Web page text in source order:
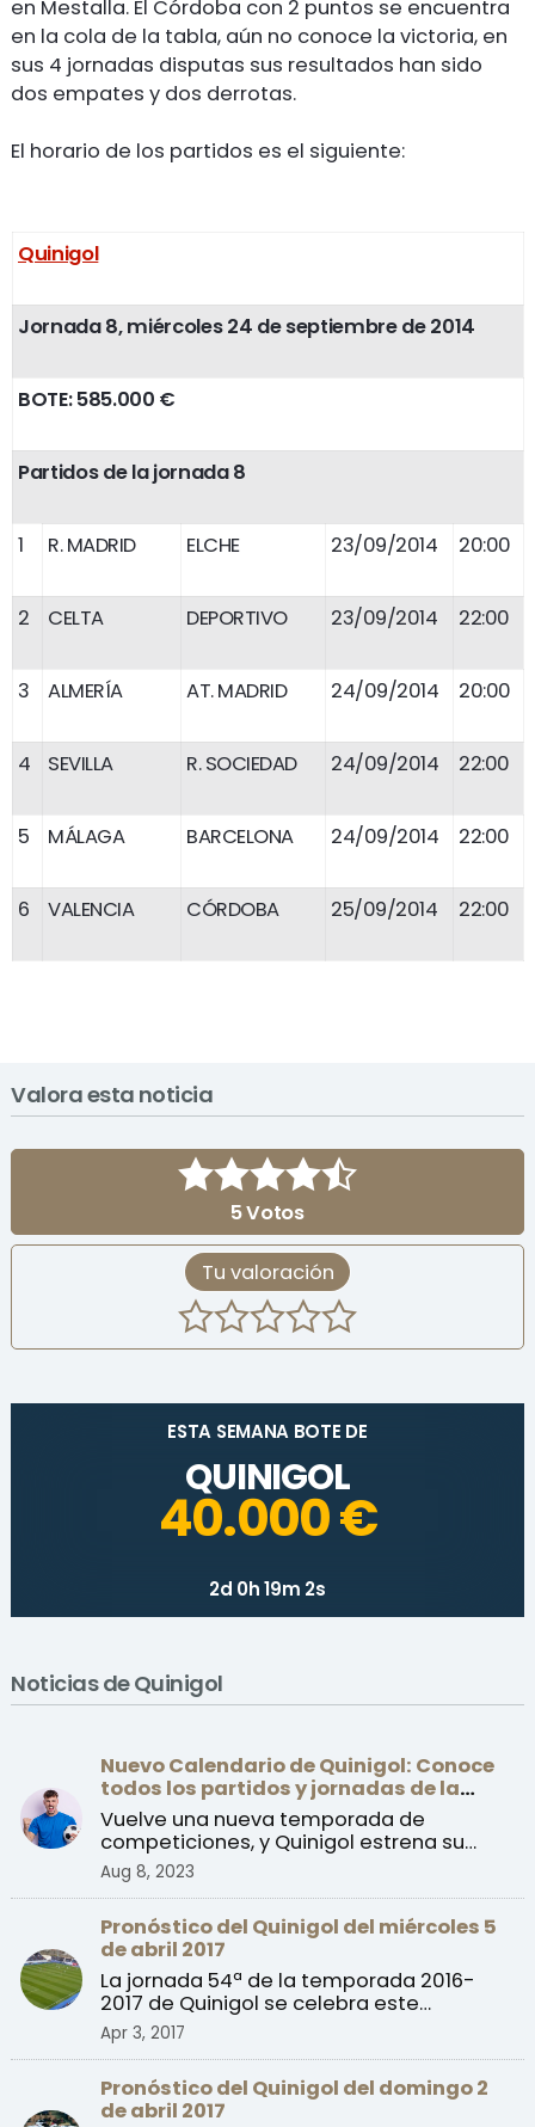
en Mestalla. El Córdoba con 2 puntos se encuentra
en la cola de la tabla, aún no conoce la victoria, en
sus 4 jornadas disputas sus resultados han sido
dos empates y dos derrotas.
El horario de los partidos es el siguiente:
Quinigol
Jornada 8, miércoles 24 de septiembre de 2014
BOTE: 585.000 €
Partidos de la jornada 8
1 R. MADRID ELCHE 23/09/2014 20:00
2 CELTA DEPORTIVO 23/09/2014 22:00
3 ALMERÍA AT. MADRID 24/09/2014 20:00
4 SEVILLA R. SOCIEDAD 24/09/2014 22:00
5 MÁLAGA BARCELONA 24/09/2014 22:00
6 VALENCIA CÓRDOBA 25/09/2014 22:00
Valora esta noticia
5Votos
Tu valoración
ESTA SEMANA BOTE DE
QUINIGOL
40.000 €
2d 0h 19m 2s
Noticias de Quinigol
Nuevo Calendario de Quinigol: Conoce
todos los partidos y jornadas de la
temporada 2023/24
Vuelve una nueva temporada de
competiciones, y Quinigol estrena su
nuevo calendario con la prime ...
Aug 8, 2023
Pronóstico del Quinigol del miércoles 5
de abril 2017
La jornada 54ª de la temporada 2016-
2017 de Quinigol se celebra este
miércoles con partidos de l ...
Apr 3, 2017
Pronóstico del Quinigol del domingo 2
de abril 2017